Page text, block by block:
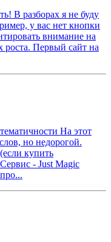
В разборах я не буду
у вас нет кнопки
внимание на
роста. Первый сайт на
На этот
но недорогой.
купить
- Just Magic